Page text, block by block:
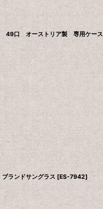
口 オーストリア製 専用ケース
ンドサングラス [ES-7942]